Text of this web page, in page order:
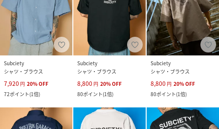
Subciety
シャツ・ブラウス
7,920 円 20%OFF
72ポイント(1倍)
Subciety
シャツ・ブラウス
8,800 円 20%OFF
80ポイント(1倍)
Subciety
シャツ・ブラウス
8,800 円 20%OFF
80ポイント(1倍)